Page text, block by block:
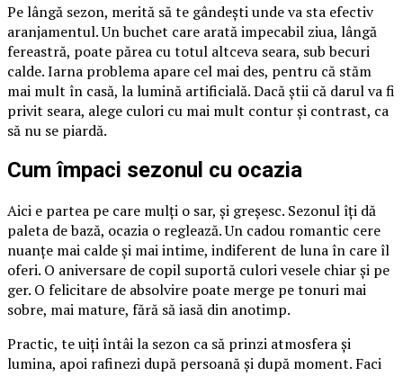
Pe lângă sezon, merită să te gândești unde va sta efectiv
aranjamentul. Un buchet care arată impecabil ziua, lângă
fereastră, poate părea cu totul altceva seara, sub becuri
calde. Iarna problema apare cel mai des, pentru că stăm
mai mult în casă, la lumină artificială. Dacă știi că darul va fi
privit seara, alege culori cu mai mult contur și contrast, ca
să nu se piardă.
Cum împaci sezonul cu ocazia
Aici e partea pe care mulți o sar, și greșesc. Sezonul îți dă
paleta de bază, ocazia o reglează. Un cadou romantic cere
nuanțe mai calde și mai intime, indiferent de luna în care îl
oferi. O aniversare de copil suportă culori vesele chiar și pe
ger. O felicitare de absolvire poate merge pe tonuri mai
sobre, mai mature, fără să iasă din anotimp.
Practic, te uiți întâi la sezon ca să prinzi atmosfera și
lumina, apoi rafinezi după persoană și după moment. Faci